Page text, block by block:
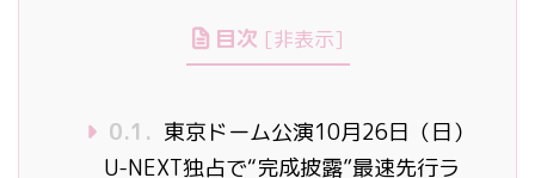
目次 [非表示]
0.1. 東京ドーム公演10月26日（日）
U-NEXT独占で“完成披露”最速先行ラ